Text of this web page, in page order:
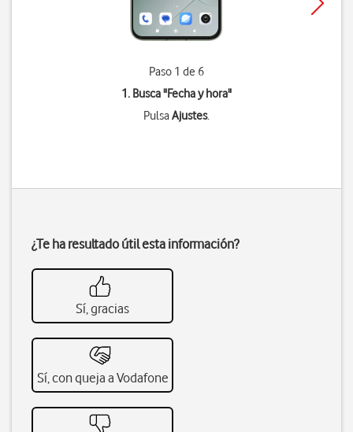
Paso 1 de 6
1. Busca "Fecha y hora"
PulsaAjustes.
¿Te ha resultado útil esta información?
Sí, gracias
Sí, con queja a Vodafone